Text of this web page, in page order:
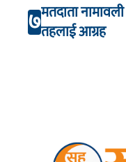
७मतदाता
तहलाई आग्रह